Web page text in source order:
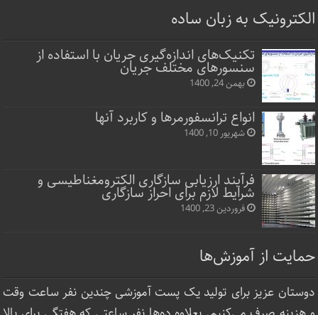
الکترونیک به زبان ساده
تکنیک‌های اندازه‌گیری جریان با استفاده از
سنسورهای مختلف جریان
بهمن 24, 1400
انواع ترانسفورمرها و کاربرد آنها
شهریور 10, 1400
فرآیند ارزیابی سازگاری الکترومغناطیسی و
شرایط لازم برای احراز سازگاری
فروردین 23, 1400
حمایت از آموزش‌ها
دوستان عزیز برای تولید یک پست آموزشی چندین نفر ساعت‌ وقت